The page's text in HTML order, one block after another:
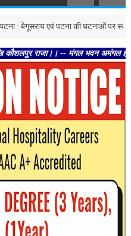
एवं पटना की घटनाओं पर स्वास्थ्य
-- मंगल भवन अमंगल हारी।